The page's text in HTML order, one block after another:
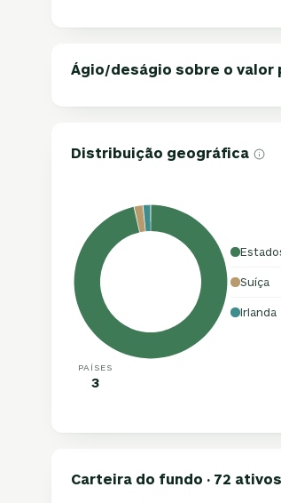
Ágio/deságio sobre o valor
Distribuição geográfica
PAÍSES
3
Suíça
Irlanda
Carteira do fundo · 72 ativos